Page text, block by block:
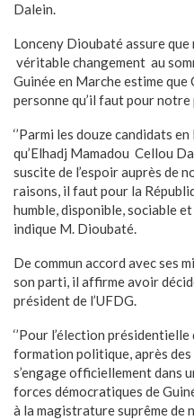
Dalein.
Lonceny Dioubaté assure que
véritable changement au
Guinée en Marche estime
personne qu’il faut pour notre
‘’Parmi les douze candidats
qu’Elhadj Mamadou Cellou
suscite de l’espoir auprès de
raisons, il faut pour la
humble, disponible, sociable
indique M. Dioubaté.
De commun accord avec ses
son parti, il affirme avoir
président de l’UFDG.
‘’Pour l’élection
formation politique, après
s’engage officiellement dans
forces démocratiques de
à la magistrature suprême de